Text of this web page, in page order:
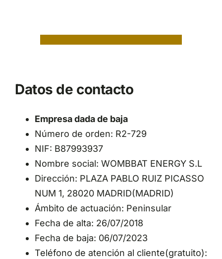
Datos de contacto
Empresa dada de baja
Número de orden: R2-729
NIF: B87993937
Nombre social: WOMBBAT ENERGY S.L
Dirección: PLAZA PABLO RUIZ PICASSO
NUM 1, 28020 MADRID(MADRID)
Ámbito de actuación: Peninsular
Fecha de alta: 26/07/2018
Fecha de baja: 06/07/2023
Teléfono de atención al cliente(gratuito):